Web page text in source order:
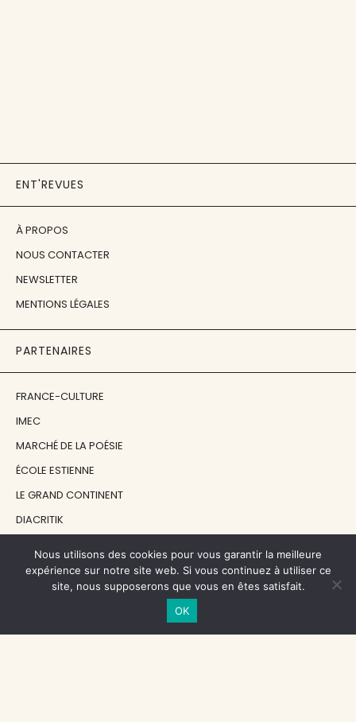
ENT'REVUES
À PROPOS
NOUS CONTACTER
NEWSLETTER
MENTIONS LÉGALES
PARTENAIRES
FRANCE-CULTURE
IMEC
MARCHÉ DE LA POÉSIE
ÉCOLE ESTIENNE
LE GRAND CONTINENT
DIACRITIK
NOS SOUTIENS
CENTRE NATIONAL DU LIVRE
Nous utilisons des cookies pour vous garantir la meilleure
expérience sur notre site web. Si vous continuez à utiliser ce
site, nous supposerons que vous en êtes satisfait.
OK